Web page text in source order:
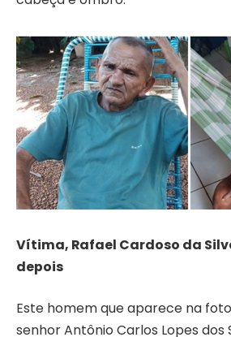
Vítima, Rafael Cardoso da
depois
Este homem que aparece na
senhor Antônio Carlos Lopes dos